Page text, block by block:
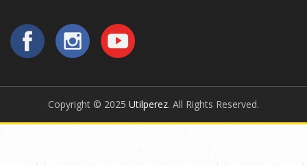
Copyright © 2025 Utilperez. All Rights Reserved.